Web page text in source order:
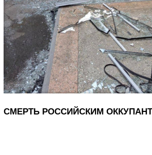
СМЕРТЬ РОССИЙСКИМ